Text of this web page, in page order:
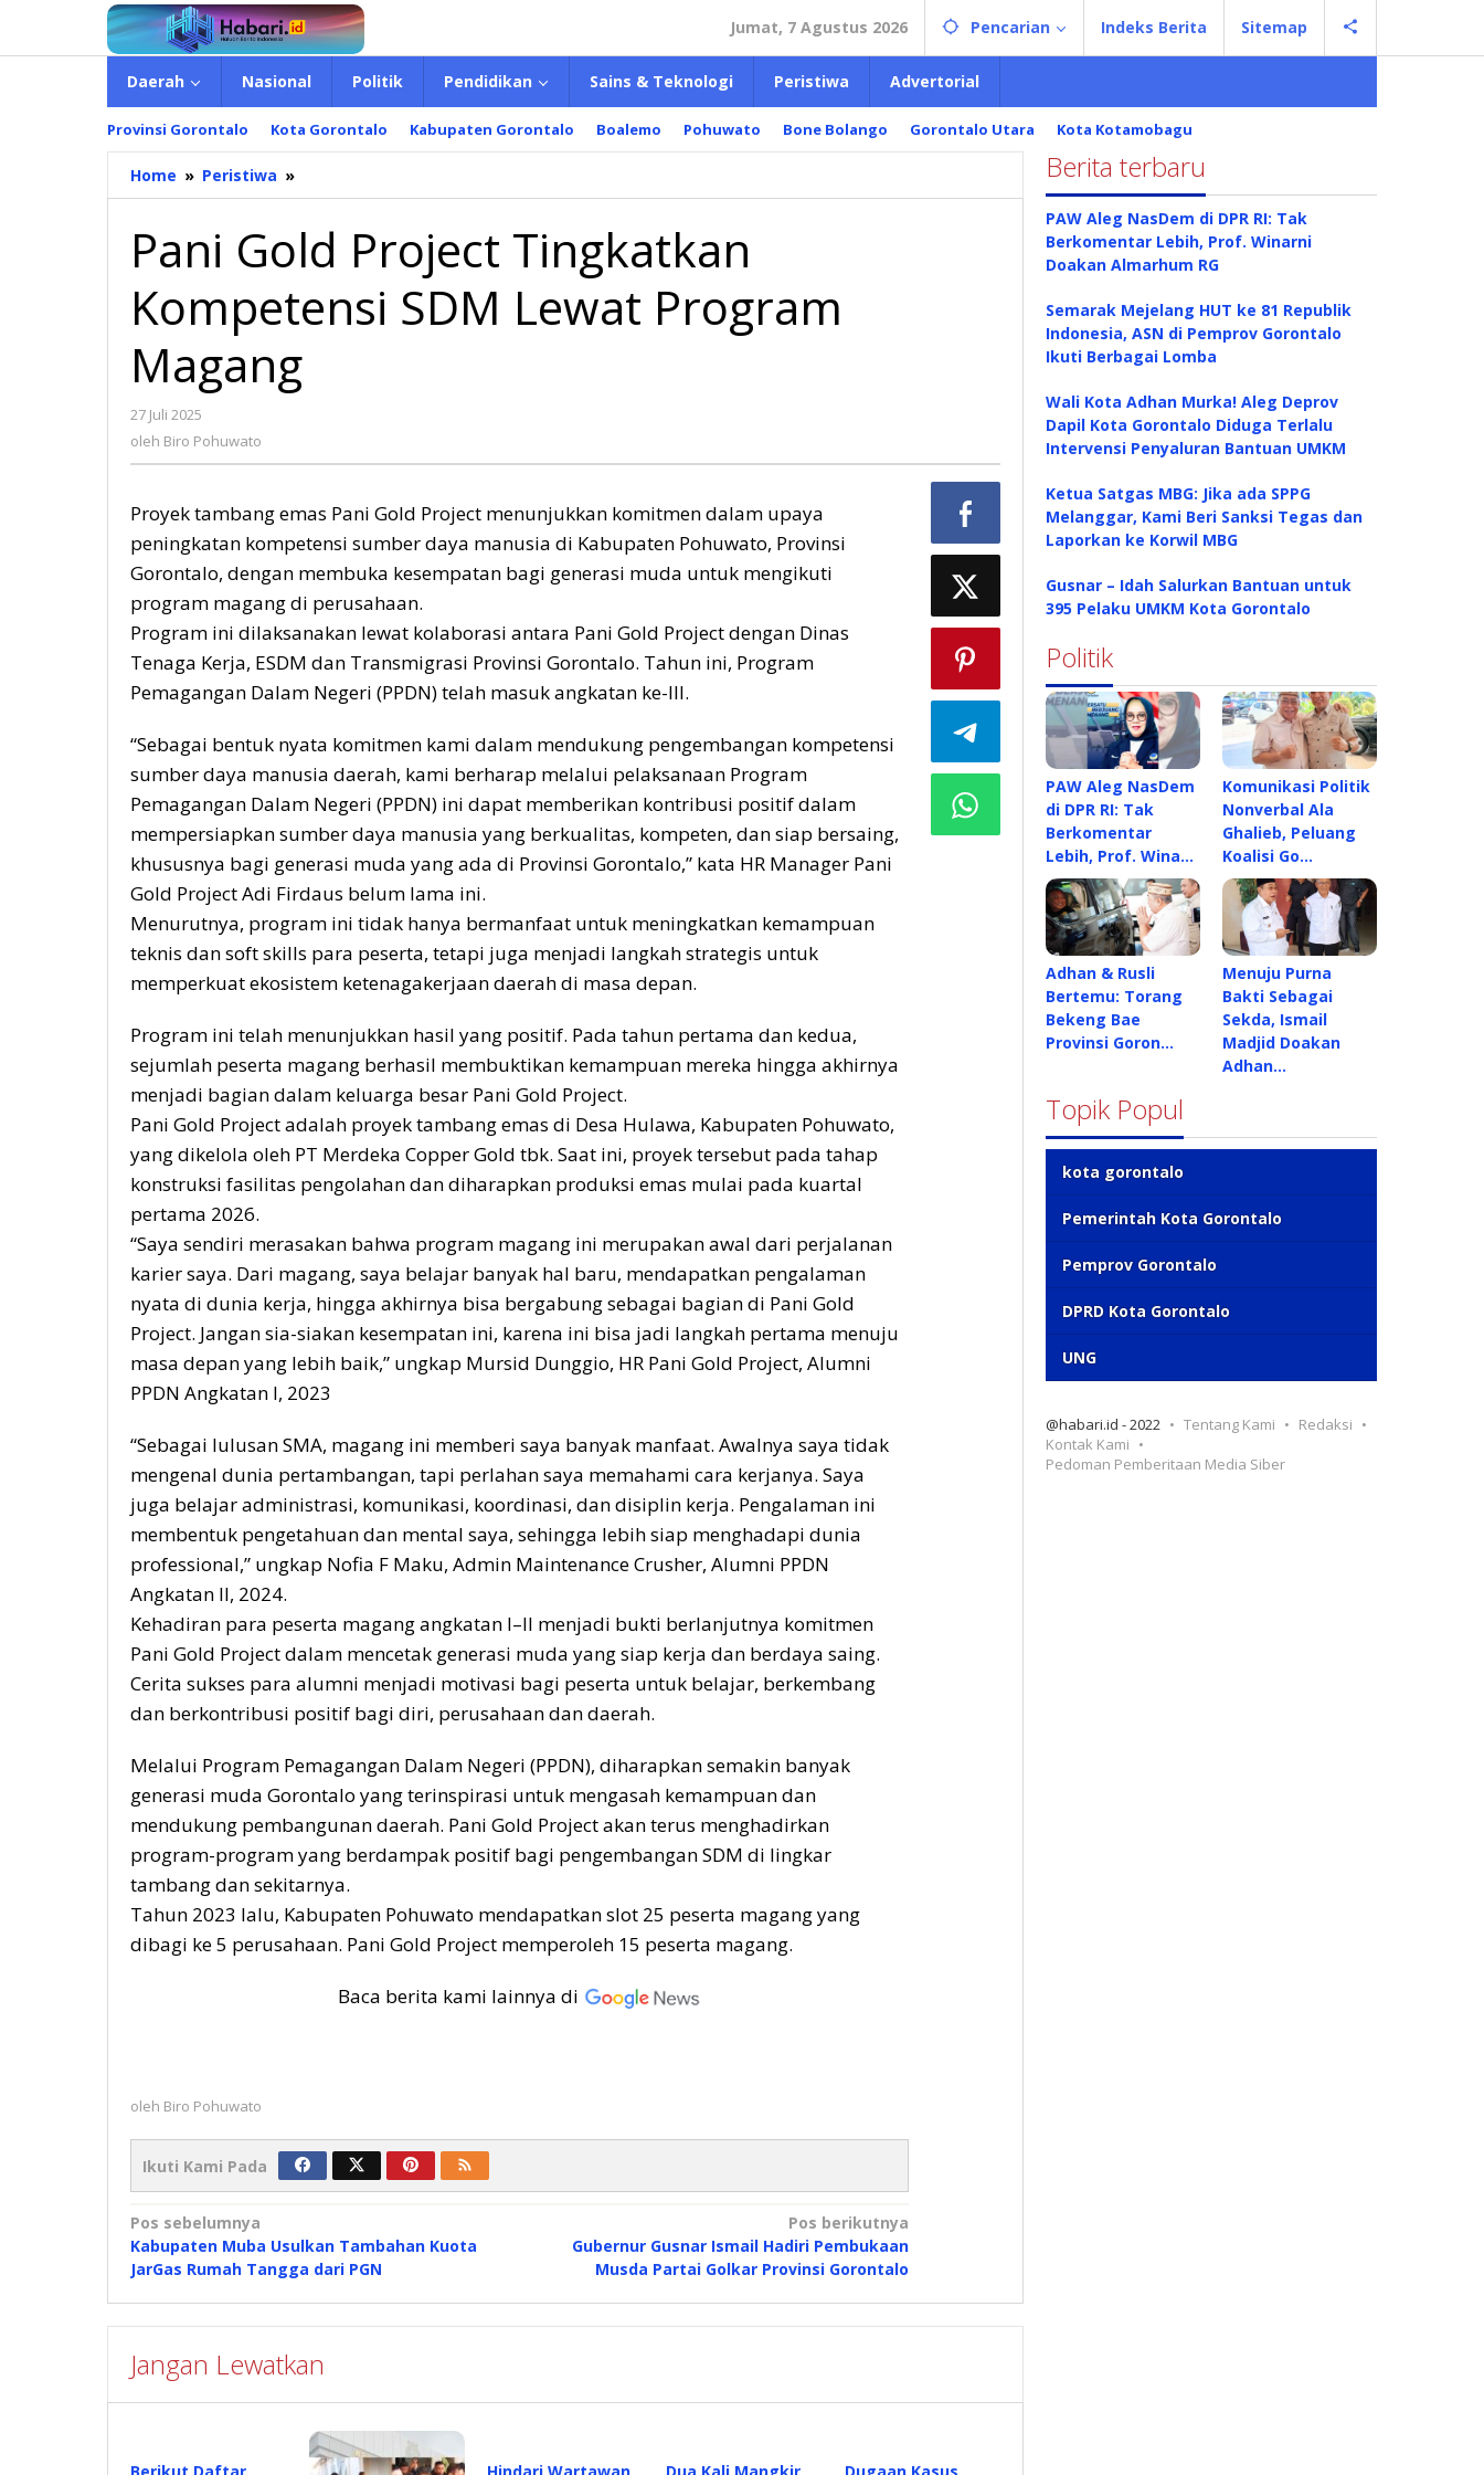
konten
Jumat, 7 Agustus 2026 Pencarian Indeks Berita Sitemap
Daerah Nasional Politik Pendidikan Sains & Teknologi Peristiwa Advertorial
Provinsi Gorontalo Kota Gorontalo Kabupaten Gorontalo Boalemo Pohuwato Bone Bolango Gorontalo Utara Kota Kotamobagu
Home » Peristiwa »
Gold
Tingkatkan
Kompetensi
Lewat
Magang
Pani Gold Project Tingkatkan
Kompetensi SDM Lewat Program
Magang
27 Juli 2025
Biro
oleh Biro Pohuwato
Proyek tambang emas Pani Gold Project menunjukkan komitmen dalam upaya
peningkatan kompetensi sumber daya manusia di Kabupaten Pohuwato, Provinsi
Gorontalo, dengan membuka kesempatan bagi generasi muda untuk mengikuti
program magang di perusahaan.
Program ini dilaksanakan lewat kolaborasi antara Pani Gold Project dengan Dinas
Tenaga Kerja, ESDM dan Transmigrasi Provinsi Gorontalo. Tahun ini, Program
Pemagangan Dalam Negeri (PPDN) telah masuk angkatan ke-III.
“Sebagai bentuk nyata komitmen kami dalam mendukung pengembangan kompetensi
sumber daya manusia daerah, kami berharap melalui pelaksanaan Program
Pemagangan Dalam Negeri (PPDN) ini dapat memberikan kontribusi positif dalam
mempersiapkan sumber daya manusia yang berkualitas, kompeten, dan siap bersaing,
khususnya bagi generasi muda yang ada di Provinsi Gorontalo,” kata HR Manager Pani
Gold Project Adi Firdaus belum lama ini.
Menurutnya, program ini tidak hanya bermanfaat untuk meningkatkan kemampuan
teknis dan soft skills para peserta, tetapi juga menjadi langkah strategis untuk
memperkuat ekosistem ketenagakerjaan daerah di masa depan.
Program ini telah menunjukkan hasil yang positif. Pada tahun pertama dan kedua,
sejumlah peserta magang berhasil membuktikan kemampuan mereka hingga akhirnya
menjadi bagian dalam keluarga besar Pani Gold Project.
Pani Gold Project adalah proyek tambang emas di Desa Hulawa, Kabupaten Pohuwato,
yang dikelola oleh PT Merdeka Copper Gold tbk. Saat ini, proyek tersebut pada tahap
konstruksi fasilitas pengolahan dan diharapkan produksi emas mulai pada kuartal
pertama 2026.
“Saya sendiri merasakan bahwa program magang ini merupakan awal dari perjalanan
karier saya. Dari magang, saya belajar banyak hal baru, mendapatkan pengalaman
nyata di dunia kerja, hingga akhirnya bisa bergabung sebagai bagian di Pani Gold
Project. Jangan sia-siakan kesempatan ini, karena ini bisa jadi langkah pertama menuju
masa depan yang lebih baik,” ungkap Mursid Dunggio, HR Pani Gold Project, Alumni
PPDN Angkatan I, 2023
“Sebagai lulusan SMA, magang ini memberi saya banyak manfaat. Awalnya saya tidak
mengenal dunia pertambangan, tapi perlahan saya memahami cara kerjanya. Saya
juga belajar administrasi, komunikasi, koordinasi, dan disiplin kerja. Pengalaman ini
membentuk pengetahuan dan mental saya, sehingga lebih siap menghadapi dunia
professional,” ungkap Nofia F Maku, Admin Maintenance Crusher, Alumni PPDN
Angkatan II, 2024.
Kehadiran para peserta magang angkatan I–II menjadi bukti berlanjutnya komitmen
Pani Gold Project dalam mencetak generasi muda yang siap kerja dan berdaya saing.
Cerita sukses para alumni menjadi motivasi bagi peserta untuk belajar, berkembang
dan berkontribusi positif bagi diri, perusahaan dan daerah.
Melalui Program Pemagangan Dalam Negeri (PPDN), diharapkan semakin banyak
generasi muda Gorontalo yang terinspirasi untuk mengasah kemampuan dan
mendukung pembangunan daerah. Pani Gold Project akan terus menghadirkan
program-program yang berdampak positif bagi pengembangan SDM di lingkar
tambang dan sekitarnya.
Tahun 2023 lalu, Kabupaten Pohuwato mendapatkan slot 25 peserta magang yang
dibagi ke 5 perusahaan. Pani Gold Project memperoleh 15 peserta magang.
Baca berita kami lainnya di
oleh Biro Pohuwato
Ikuti Kami Pada
Navigasi
pos
Pos sebelumnya
Kabupaten Muba Usulkan Tambahan Kuota
JarGas Rumah Tangga dari PGN
Pos berikutnya
Gubernur Gusnar Ismail Hadiri Pembukaan
Musda Partai Golkar Provinsi Gorontalo
Jangan Lewatkan
Berita terbaru
PAW Aleg NasDem di DPR RI: Tak
Berkomentar Lebih, Prof. Winarni
Doakan Almarhum RG
Semarak Mejelang HUT ke 81 Republik
Indonesia, ASN di Pemprov Gorontalo
Ikuti Berbagai Lomba
Wali Kota Adhan Murka! Aleg Deprov
Dapil Kota Gorontalo Diduga Terlalu
Intervensi Penyaluran Bantuan UMKM
Ketua Satgas MBG: Jika ada SPPG
Melanggar, Kami Beri Sanksi Tegas dan
Laporkan ke Korwil MBG
Gusnar – Idah Salurkan Bantuan untuk
395 Pelaku UMKM Kota Gorontalo
Politik
PAW Aleg NasDem
di DPR RI: Tak
Berkomentar
Lebih, Prof. Wina…
Komunikasi Politik
Nonverbal Ala
Ghalieb, Peluang
Koalisi Go…
Adhan & Rusli
Bertemu: Torang
Bekeng Bae
Provinsi Goron…
Menuju Purna
Bakti Sebagai
Sekda, Ismail
Madjid Doakan
Adhan…
Topik Popul
kota gorontalo
Pemerintah Kota Gorontalo
Pemprov Gorontalo
DPRD Kota Gorontalo
UNG
@habari.id - 2022 Tentang Kami
Redaksi
Kontak Kami
Pedoman Pemberitaan Media Siber